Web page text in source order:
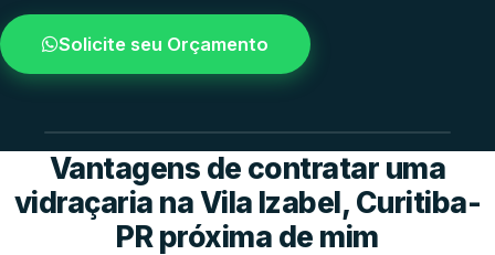
Solicite seu Orçamento
4.9 / 5.0
avaliacao dos clientes
Vantagens de contratar uma
vidraçaria na Vila Izabel, Curitiba-
PR próxima de mim